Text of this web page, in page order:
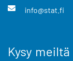
info@stat.fi
Kysy meiltä